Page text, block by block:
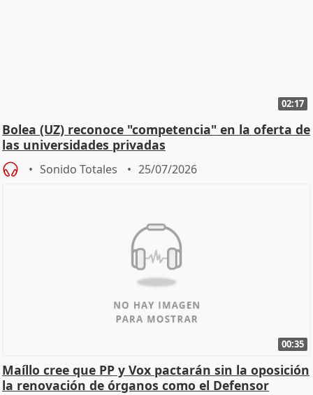
02:17
Bolea (UZ) reconoce "competencia" en la oferta de
las universidades privadas
Sonido Totales 25/07/2026
00:35
Maíllo cree que PP y Vox pactarán sin la oposición
la renovación de órganos como el Defensor